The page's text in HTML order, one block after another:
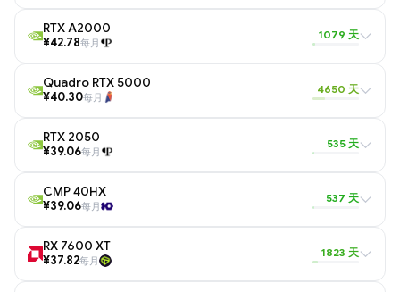
RTX A2000
¥42.78每月
1079 天
Quadro RTX 5000
¥40.30每月
4650 天
RTX 2050
¥39.06每月
535 天
CMP 40HX
¥39.06每月
537 天
RX 7600 XT
¥37.82每月
1823 天